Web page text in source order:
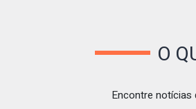
O
Encontre notícias